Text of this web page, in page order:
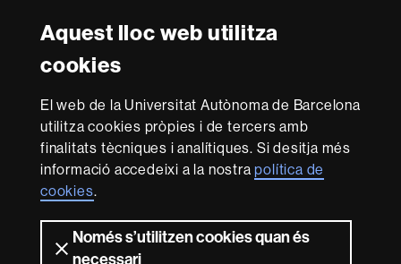
Aquest lloc web utilitza
cookies
El web de la Universitat Autònoma de Barcelona
utilitza cookies pròpies i de tercers amb
finalitats tècniques i analítiques. Si desitja més
informació accedeixi a la nostrapolítica de
cookies.
Només s’utilitzen cookies quan és
necessari
-
Euraxess
Amb el finançament de
Sobre
aquest
web
Avís legal Protecció de dades Sobre el
web
Mapa del web UAB
Som una universitat capdavantera que imparteix una
docència de qualitat i excel·lència, diversificada,
multidisciplinària i flexible, ajustada a les necessitats de